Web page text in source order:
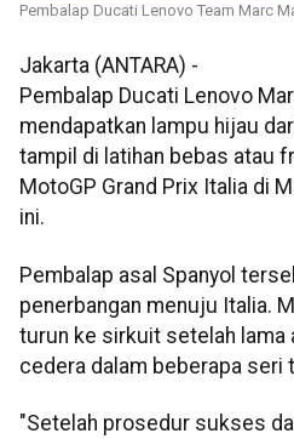
Pembalap Ducati Lenovo Team Marc
Jakarta (ANTARA) -
Pembalap Ducati Lenovo
mendapatkan lampu hijau
tampil di latihan bebas atau
MotoGP Grand Prix Italia di
ini.
Pembalap asal Spanyol
penerbangan menuju Italia.
turun ke sirkuit setelah lama
cedera dalam beberapa seri
"Setelah prosedur sukses